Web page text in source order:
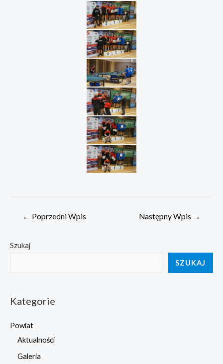
Nawigacja
← Poprzedni Wpis Następny Wpis →
Szukaj
SZUKAJ
Kategorie
Powiat
Aktualności
Galeria